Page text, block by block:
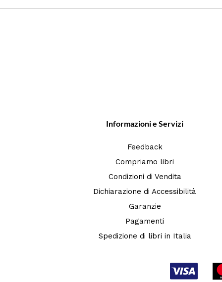
Informazioni e Servizi
Feedback
Compriamo libri
Condizioni di Vendita
Dichiarazione di Accessibilità
Garanzie
Pagamenti
Spedizione di libri in Italia